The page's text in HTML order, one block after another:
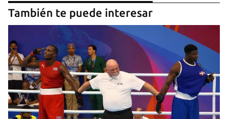
También te puede interesar